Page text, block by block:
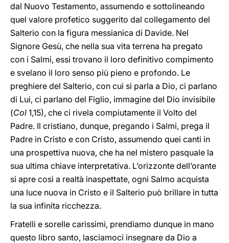
dal Nuovo Testamento, assumendo e sottolineando
quel valore profetico suggerito dal collegamento del
Salterio con la figura messianica di Davide. Nel
Signore Gesù, che nella sua vita terrena ha pregato
con i Salmi, essi trovano il loro definitivo compimento
e svelano il loro senso più pieno e profondo. Le
preghiere del Salterio, con cui si parla a Dio, ci parlano
di Lui, ci parlano del Figlio, immagine del Dio invisibile
(Col 1,15), che ci rivela compiutamente il Volto del
Padre. Il cristiano, dunque, pregando i Salmi, prega il
Padre in Cristo e con Cristo, assumendo quei canti in
una prospettiva nuova, che ha nel mistero pasquale la
sua ultima chiave interpretativa. L’orizzonte dell’orante
si apre così a realtà inaspettate, ogni Salmo acquista
una luce nuova in Cristo e il Salterio può brillare in tutta
la sua infinita ricchezza.
Fratelli e sorelle carissimi, prendiamo dunque in mano
questo libro santo, lasciamoci insegnare da Dio a